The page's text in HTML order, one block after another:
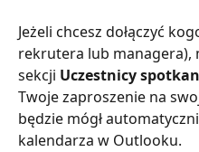
Jeżeli chcesz dołączyć
rekrutera lub managera),
sekcji Uczestnicy
Twoje zaproszenie na
będzie mógł
kalendarza w Outlooku.